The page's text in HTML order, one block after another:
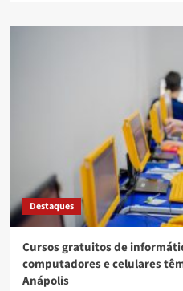
Destaques
Cursos gratuitos de
computadores e celulares
Anápolis